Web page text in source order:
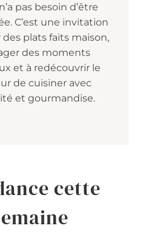
pas besoin d’être
C’est une invitation
des plats faits maison,
des moments
et à redécouvrir le
de cuisiner avec
et gourmandise.
cette